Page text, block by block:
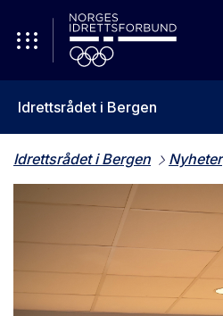
Idrettsrådet i Bergen
Idrettsrådet i Bergen Nyheter